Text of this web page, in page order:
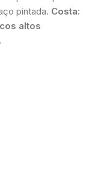
pintada. Costa:
altos